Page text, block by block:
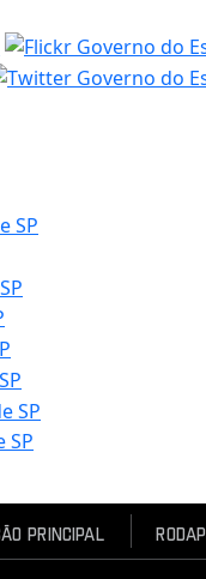
Principal